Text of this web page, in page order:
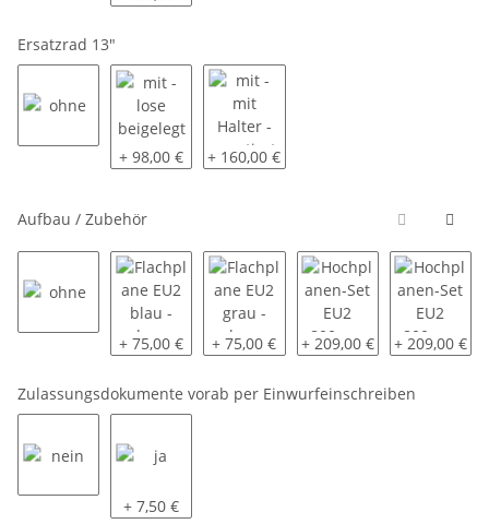
Ersatzrad 13"
mit - lose beigelegt
+ 98,00 € mit - mit Halter - montiert
+ 160,00 €
Aufbau / Zubehör
Flachplane EU2 blau - lose beigelegt
+ 75,00 € Flachplane EU2 grau - lose beigelegt
+ 75,00 € Hochplanen-Set EU2
+ 209,00 € + 209,00 €
Zulassungsdokumente vorab per Einwurfeinschreiben
ja
+ 7,50 €